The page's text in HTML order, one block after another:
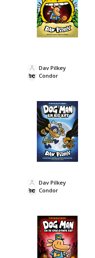
Condor
Dav Pilkey
Condor
Dav Pilkey